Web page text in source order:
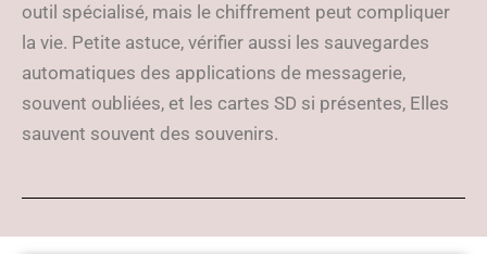
outil spécialisé, mais le chiffrement peut compliquer
la vie. Petite astuce, vérifier aussi les sauvegardes
automatiques des applications de messagerie,
souvent oubliées, et les cartes SD si présentes, Elles
sauvent souvent des souvenirs.